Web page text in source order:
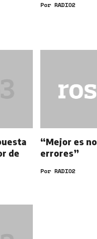
Por RADIO2
de
“Mejor es
errores”
Por RADIO2